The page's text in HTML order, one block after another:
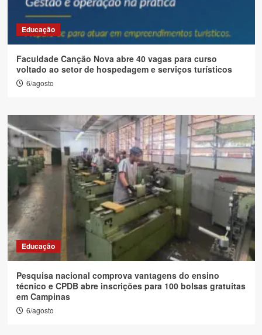
Educação
Faculdade Canção Nova abre 40 vagas para curso
voltado ao setor de hospedagem e serviços turísticos
6/agosto
Educação
Pesquisa nacional comprova vantagens do ensino
técnico e CPDB abre inscrições para 100 bolsas gratuitas
em Campinas
6/agosto